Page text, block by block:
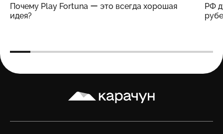
Почему Play Fortuna ー это всегда хорошая
идея?
РФ
Карачун